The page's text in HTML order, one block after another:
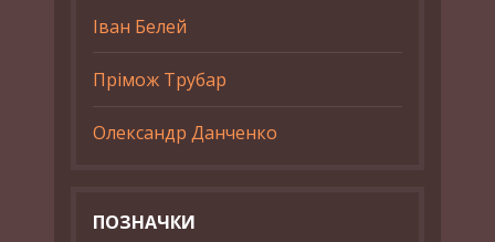
Іван Белей
Прімож Трубар
Олександр Данченко
ПОЗНАЧКИ